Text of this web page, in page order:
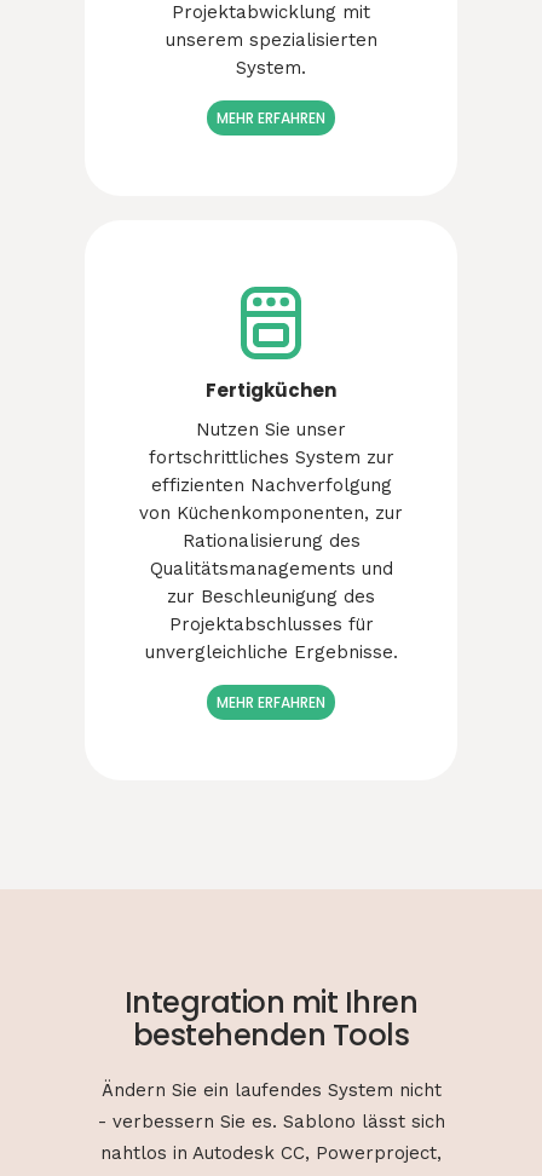
Projektabwicklung mit
unserem spezialisierten
System.
MEHR ERFAHREN
Fertigküchen
Nutzen Sie unser
fortschrittliches System zur
effizienten Nachverfolgung
von Küchenkomponenten, zur
Rationalisierung des
Qualitätsmanagements und
zur Beschleunigung des
Projektabschlusses für
unvergleichliche Ergebnisse.
MEHR ERFAHREN
Integration mit Ihren
bestehenden Tools
Ändern Sie ein laufendes System nicht
- verbessern Sie es. Sablono lässt sich
nahtlos in Autodesk CC, Powerproject,